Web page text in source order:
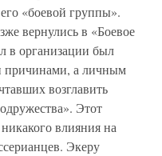
«боевой группы».
вернулись в «Боевое
в организации был
причинами, а личным
возглавить
Этот
влияния на
Экеру